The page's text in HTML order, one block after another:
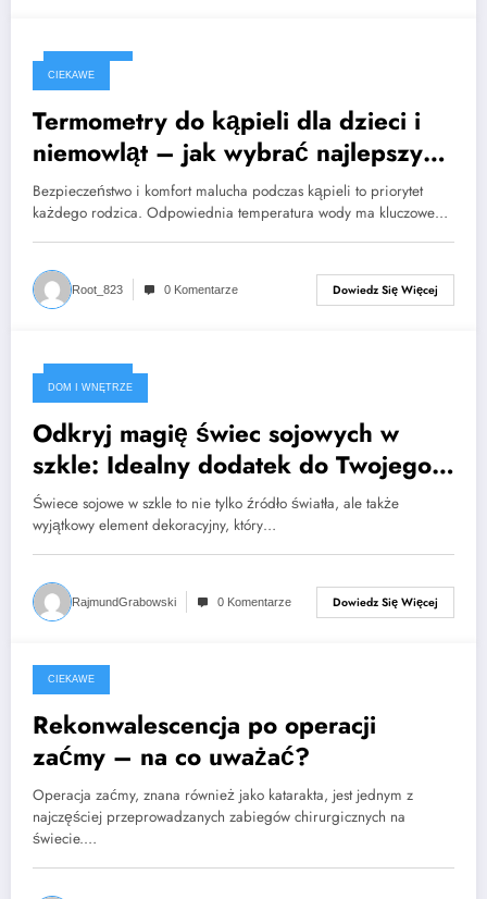
2025-03-25
CIEKAWE
Termometry do kąpieli dla dzieci i
niemowląt – jak wybrać najlepszy
model?
Bezpieczeństwo i komfort malucha podczas kąpieli to priorytet
każdego rodzica. Odpowiednia temperatura wody ma kluczowe…
Root_823 0 Komentarze Dowiedz Się Więcej
2023-09-17
DOM I WNĘTRZE
Odkryj magię świec sojowych w
szkle: Idealny dodatek do Twojego
domu
Świece sojowe w szkle to nie tylko źródło światła, ale także
wyjątkowy element dekoracyjny, który…
RajmundGrabowski 0 Komentarze Dowiedz Się Więcej
2023-05-06
CIEKAWE
Rekonwalescencja po operacji
zaćmy – na co uważać?
Operacja zaćmy, znana również jako katarakta, jest jednym z
najczęściej przeprowadzanych zabiegów chirurgicznych na
świecie.…